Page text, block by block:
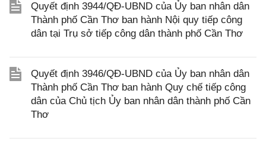
Quyết định 3944/QĐ-UBND của Ủy ban nhân dân
Thành phố Cần Thơ ban hành Nội quy tiếp công
dân tại Trụ sở tiếp công dân thành phố Cần Thơ
Quyết định 3946/QĐ-UBND của Ủy ban nhân dân
Thành phố Cần Thơ ban hành Quy chế tiếp công
dân của Chủ tịch Ủy ban nhân dân thành phố Cần
Thơ